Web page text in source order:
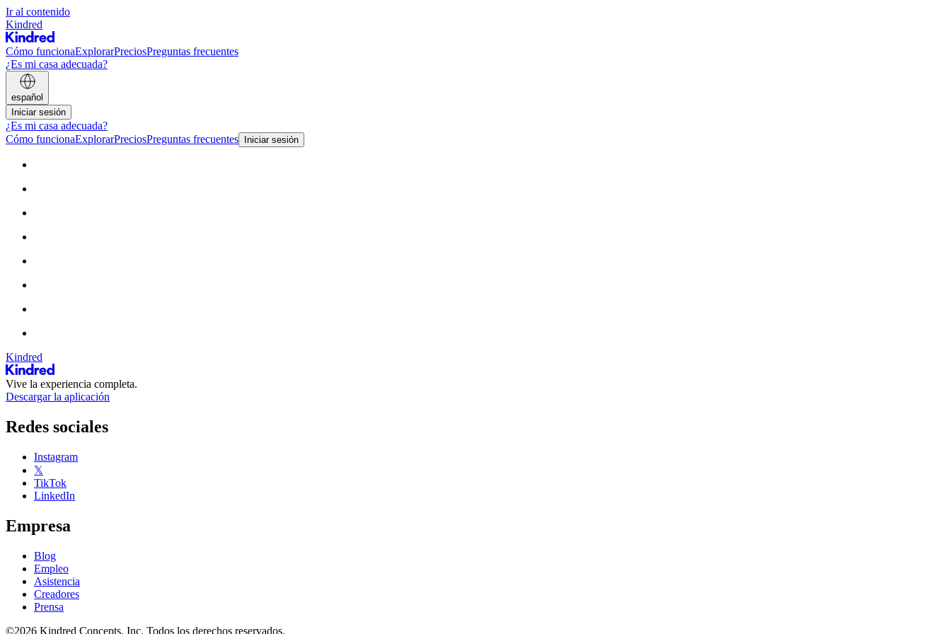
Ir al contenido
Kindred
Cómo funcionaExplorarPreciosPreguntas frecuentes
¿Es mi casa adecuada?
español
Iniciar sesión
¿Es mi casa adecuada?
Cómo funcionaExplorarPreciosPreguntas frecuentes Iniciar sesión
Kindred
Vive la experiencia completa.
Descargar la aplicación
Redes sociales
Instagram
𝕏
TikTok
LinkedIn
Empresa
Blog
Empleo
Asistencia
Creadores
Prensa
©2026 Kindred Concepts, Inc. Todos los derechos reservados.